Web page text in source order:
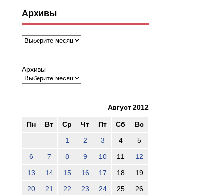
Архивы
Архивы
Архивы
Август 2012
Пн Вт Ср Чт Пт Сб Вс
1 2 3 4 5
6 7 8 9 10 11 12
13 14 15 16 17 18 19
20 21 22 23 24 25 26